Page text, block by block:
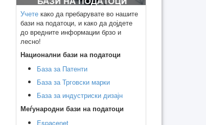
Учете како да пребарувате во нашите
бази на податоци, и како да дојдете
до вредните информации брзо и
лесно!
Национални бази на податоци
База за Патенти
База за Трговски марки
База за индустриски дизајн
Меѓународни бази на податоци
Espacenet